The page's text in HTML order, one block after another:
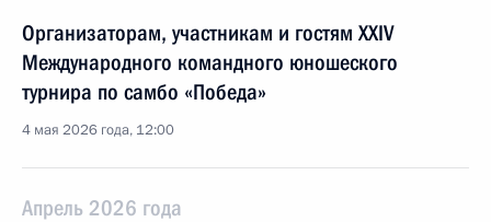
Организаторам, участникам и гостям XXIV
Международного командного юношеского
турнира по самбо «Победа»
4 мая 2026 года, 12:00
Апрель 2026 года